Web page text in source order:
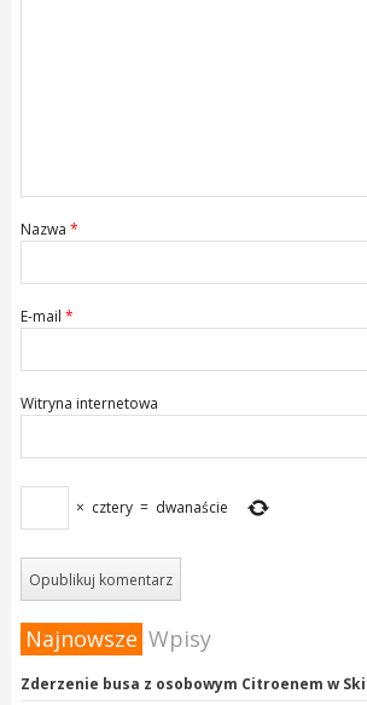
Nazwa *
E-mail *
Witryna internetowa
× cztery = dwanaście
Najnowsze Wpisy
Zderzenie busa z osobowym Citroenem w